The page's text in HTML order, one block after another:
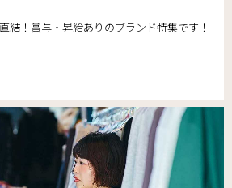
結！賞与・昇給ありのブランド特集です！